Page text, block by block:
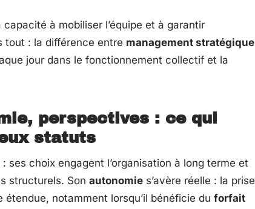
à mobiliser l’équipe et à garantir
tout : la différence entre management stratégique
jour dans le fonctionnement collectif et la
perspectives : ce qui
statuts
: ses choix engagent l’organisation à long terme et
structurels. Son autonomie s’avère réelle : la prise
notamment lorsqu’il bénéficie du forfait